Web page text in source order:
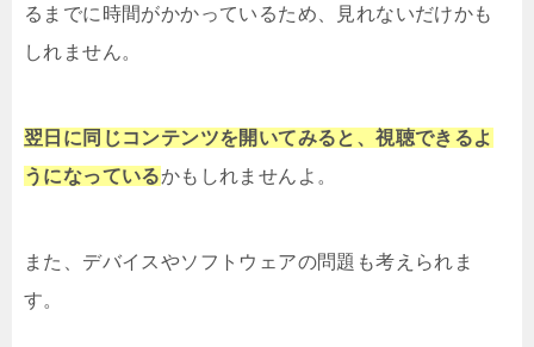
るまでに時間がかかっているため、見れないだけかも
しれません。
翌日に同じコンテンツを開いてみると、視聴できるよ
うになっているかもしれませんよ。
また、デバイスやソフトウェアの問題も考えられま
す。